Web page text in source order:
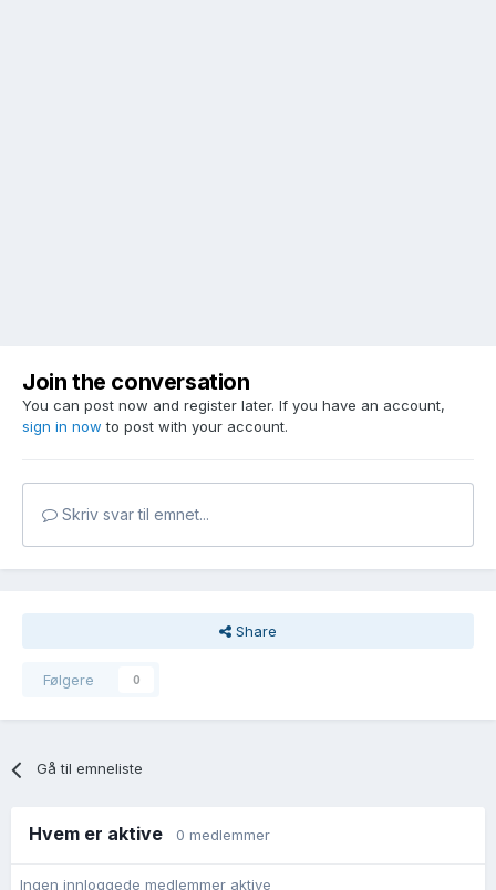
Join the conversation
You can post now and register later. If you have an account,
sign in now to post with your account.
Skriv svar til emnet...
Share
Følgere 0
Gå til emneliste
Hvem er aktive 0 medlemmer
Ingen innloggede medlemmer aktive